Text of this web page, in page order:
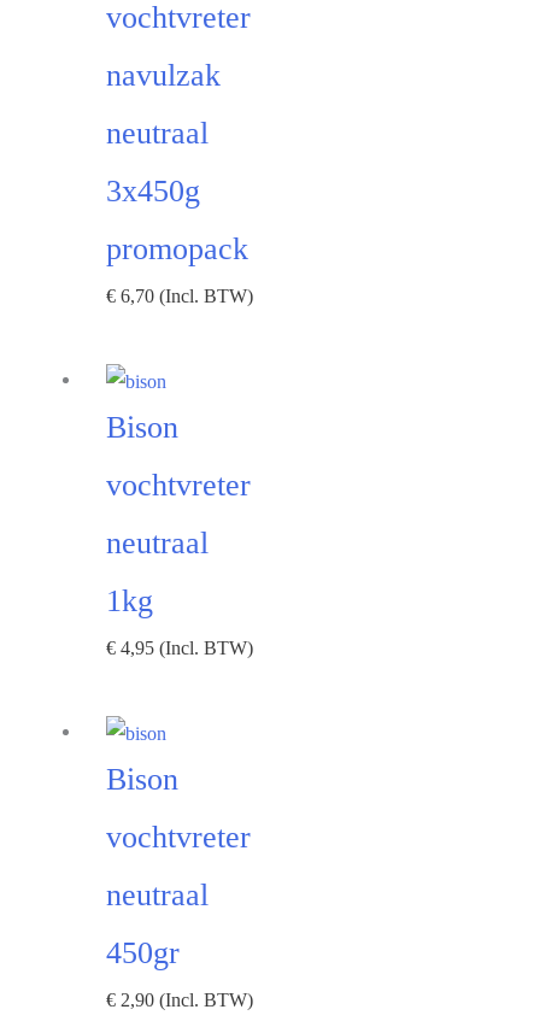
vochtvreter
navulzak
neutraal
3x450g
promopack
€ 6,70 (Incl. BTW)
Bison
vochtvreter
neutraal
1kg
€ 4,95 (Incl. BTW)
Bison
vochtvreter
neutraal
450gr
€ 2,90 (Incl. BTW)